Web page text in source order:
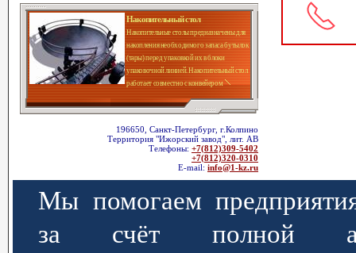
Накопительный стол
Накопительные столы предназначены для
накопления необходимого запаса бутылок
(тары) перед упаковкой их в блоки
упаковочной линией. Накопительный стол
работает совместно с конвейером
196650, Санкт-Петербург, г.Колпино
Территория "Ижорский завод", лит. АВ
Телефоны: +7(812)309-5402
+7(812)320-0310
E-mail: info@1-kz.ru
Мы помогаем
за счёт полной